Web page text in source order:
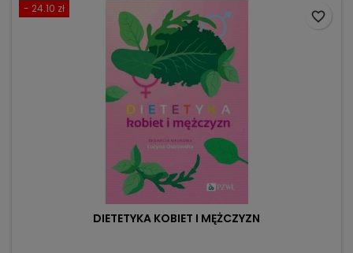
- 24.10 zł
DIETETYKA KOBIET I MĘŻCZYZN
favorite_border